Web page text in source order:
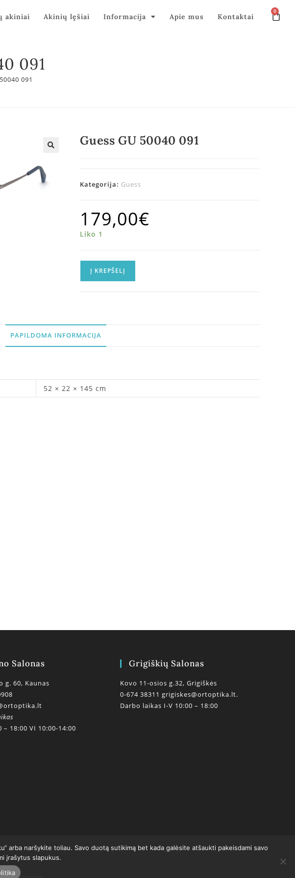
akiniai Akinių lęšiai Informacija Apie mus Kontaktai
0
091
091
Guess GU 50040 091
Kategorija: Guess
179,00€
Liko 1
Į KREPŠELĮ
PAPILDOMA INFORMACIJA
52 × 22 × 145 cm
Salonas
g. 60, Kaunas
– 18:00 VI 10:00-14:00
Grigiškių Salonas
Kovo 11-osios g.32, Grigiškės
0-674 38311 grigiskes@ortoptika.lt.
Darbo laikas I-V 10:00 – 18:00
arba naršykite toliau. Savo duotą sutikimą bet kada galėsite atšaukti pakeisdami savo
įrašytus slapukus.